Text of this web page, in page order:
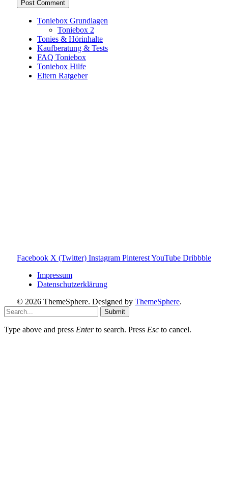
Toniebox Grundlagen
Toniebox 2
Tonies & Hörinhalte
Kaufberatung & Tests
FAQ Toniebox
Toniebox Hilfe
Eltern Ratgeber
Facebook X (Twitter) Instagram PinterestYouTube Dribbble
Impressum
Datenschutzerklärung
© 2026 ThemeSphere. Designed by ThemeSphere.
Submit
Type above and press Enterto search. Press Esc to cancel.